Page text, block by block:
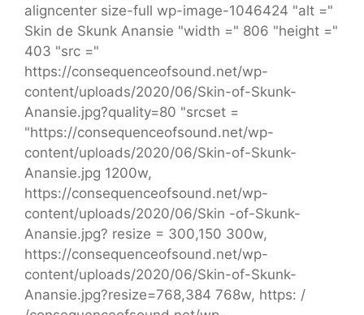
aligncenter size-full wp-image-1046424 "alt ="
Skin de Skunk Anansie "width =" 806 "height ="
403 "src ="
https://consequenceofsound.net/wp-
content/uploads/2020/06/Skin-of-Skunk-
Anansie.jpg?quality=80 "srcset =
"https://consequenceofsound.net/wp-
content/uploads/2020/06/Skin-of-Skunk-
Anansie.jpg 1200w,
https://consequenceofsound.net/wp-
content/uploads/2020/06/Skin -of-Skunk-
Anansie.jpg? resize = 300,150 300w,
https://consequenceofsound.net/wp-
content/uploads/2020/06/Skin-of-Skunk-
Anansie.jpg?resize=768,384 768w, https: /